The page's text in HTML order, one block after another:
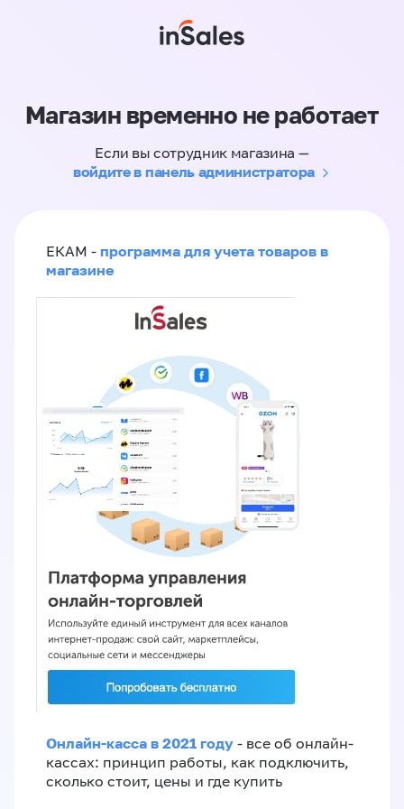
Магазин временно не работает
Если вы сотрудник магазина —
войдите в панель администратора
ЕКАМ - программа для учета товаров в
магазине
Онлайн-касса в 2021 году - все об онлайн-
кассах: принцип работы, как подключить,
сколько стоит, цены и где купить